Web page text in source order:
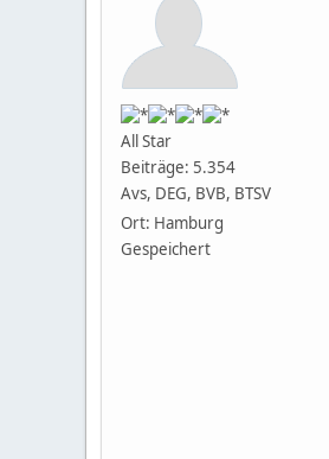
All Star
Beiträge: 5.354
Avs, DEG, BVB, BTSV
Ort: Hamburg
Gespeichert